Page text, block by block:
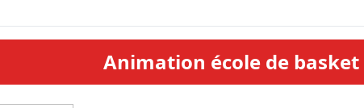
Animation école de basket